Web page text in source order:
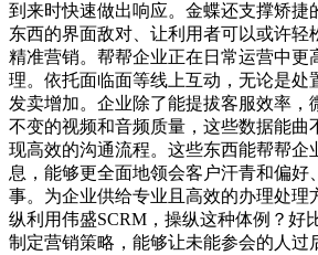
到来时快速做出响应。金蝶还支撑矫捷
东西的界面敌对、让利用者可以或许轻
精准营销。帮帮企业正在日常运营中更
理。依托面临面等线上互动，无论是处
发卖增加。企业除了能提拔客服效率，
不变的视频和音频质量，这些数据能曲
现高效的沟通流程。这些东西能帮帮企
息，能够更全面地领会客户汗青和偏好
事。为企业供给专业且高效的办理处理
纵利用伟盛SCRM，操纵这种体例？好
制定营销策略，能够让未能参会的人过